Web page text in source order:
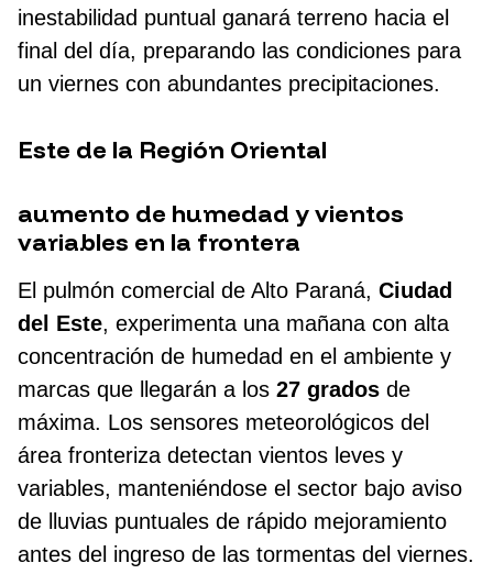
inestabilidad puntual ganará terreno hacia el
final del día, preparando las condiciones para
un viernes con abundantes precipitaciones.
Este de la Región Oriental
aumento de humedad y vientos
variables en la frontera
El pulmón comercial de Alto Paraná, Ciudad
del Este, experimenta una mañana con alta
concentración de humedad en el ambiente y
marcas que llegarán a los 27 grados de
máxima. Los sensores meteorológicos del
área fronteriza detectan vientos leves y
variables, manteniéndose el sector bajo aviso
de lluvias puntuales de rápido mejoramiento
antes del ingreso de las tormentas del viernes.